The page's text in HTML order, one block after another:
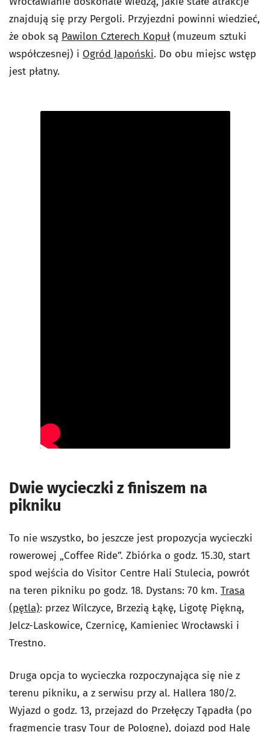
znajdują się przy Pergoli. Przyjezdni powinni wiedzieć,
że obok są Pawilon Czterech Kopuł(muzeum sztuki
współczesnej) i Ogród Japoński. Do obu miejsc wstęp
jest płatny.
Dwie wycieczki z finiszem na
pikniku
To nie wszystko, bo jeszcze jest propozycja wycieczki
rowerowej „Coffee Ride”. Zbiórka o godz. 15.30, start
spod wejścia do Visitor Centre Hali Stulecia, powrót
na teren pikniku po godz. 18. Dystans: 70 km. Trasa
(pętla): przez Wilczyce, Brzezią Łąkę, Ligotę Piękną,
Jelcz-Laskowice, Czernicę, Kamieniec Wrocławski i
Trestno.
Druga opcja to wycieczka rozpoczynająca się nie z
terenu pikniku, a z serwisu przy al. Hallera 180/2.
Wyjazd o godz. 13, przejazd do Przełęczy Tąpadła (po
fragmencie trasy Tour de Pologne), dojazd pod Halę